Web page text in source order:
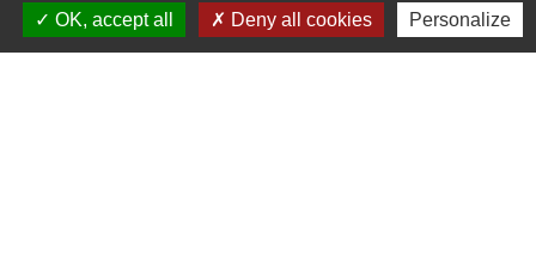
OK, accept all
Deny all cookies Personalize